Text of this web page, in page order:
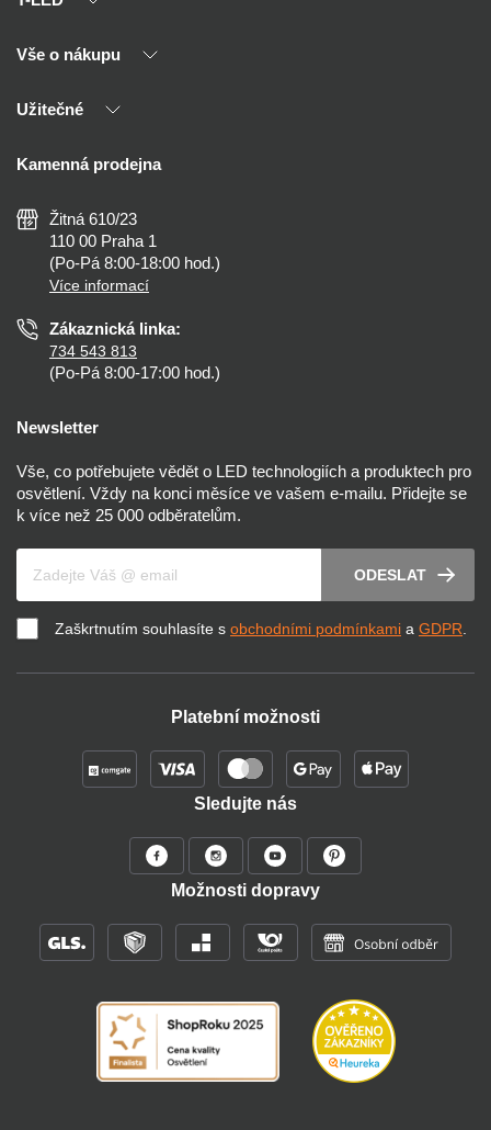
O nás
Kontakty
Vše o nákupu
Výhody T-LED
Montáž
Nejčastější dotazy
Než koupíte
Osvětlení dle místnosti
Užitečné
Reklamace a vrácení
Zásady ochrany soukromí
Nastavení cookies
Prohlášení o přístupnosti
Kamenná prodejna
Žitná 610/23
110 00 Praha 1
(Po-Pá 8:00-18:00 hod.)
Více informací
Zákaznická linka:
734 543 813
(Po-Pá 8:00-17:00 hod.)
Newsletter
Vše, co potřebujete vědět o LED technologiích a produktech pro
osvětlení. Vždy na konci měsíce ve vašem e-mailu. Přidejte se
k více než 25 000 odběratelům.
ODESLAT
Zaškrtnutím souhlasíte s obchodními podmínkami a GDPR.
Platební možnosti
Sledujte nás
Možnosti dopravy